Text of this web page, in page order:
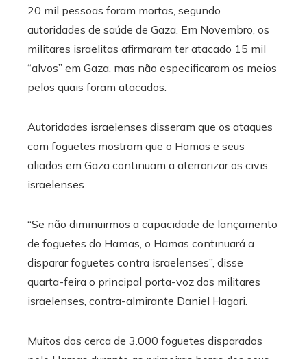
20 mil pessoas foram mortas, segundo
autoridades de saúde de Gaza. Em Novembro, os
militares israelitas afirmaram ter atacado 15 mil
“alvos” em Gaza, mas não especificaram os meios
pelos quais foram atacados.
Autoridades israelenses disseram que os ataques
com foguetes mostram que o Hamas e seus
aliados em Gaza continuam a aterrorizar os civis
israelenses.
“Se não diminuirmos a capacidade de lançamento
de foguetes do Hamas, o Hamas continuará a
disparar foguetes contra israelenses”, disse
quarta-feira o principal porta-voz dos militares
israelenses, contra-almirante Daniel Hagari.
Muitos dos cerca de 3.000 foguetes disparados